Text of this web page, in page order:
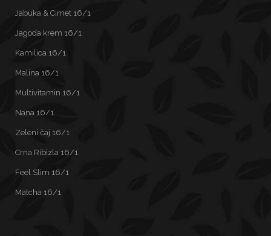
Jabuka & Cimet 16/1
Jagoda krem 16/1
Kamilica 16/1
Malina 16/1
Multivitamin 16/1
Nana 16/1
Zeleni čaj 16/1
Crna Ribizla 16/1
Feel Slim 16/1
Matcha 16/1